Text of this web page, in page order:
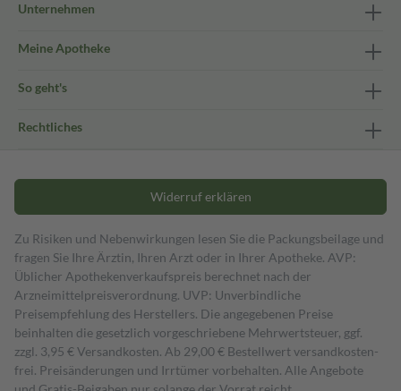
Unternehmen
Meine Apotheke
So geht's
Rechtliches
Widerruf erklären
Zu Risiken und Nebenwirkungen lesen Sie die Packungsbeilage und
fragen Sie Ihre Ärztin, Ihren Arzt oder in Ihrer Apotheke. AVP:
Üblicher Apothekenverkaufspreis berechnet nach der
Arzneimittelpreisverordnung. UVP: Unverbindliche
Preisempfehlung des Herstellers. Die angegebenen Preise
beinhalten die gesetzlich vorgeschriebene Mehrwertsteuer, ggf.
zzgl. 3,95 € Versandkosten. Ab 29,00 € Bestell­wert versand­kosten­
frei. Preisänderungen und Irrtümer vorbehalten. Alle Angebote